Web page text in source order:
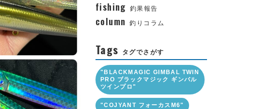
fishing 釣果報告
column 釣りコラム
Tags タグでさがす
"BLACKMAGIC GIMBAL TWIN
PRO ブラックマジック ギンバル
ツインプロ"
"COJYANT フォーカスM6"